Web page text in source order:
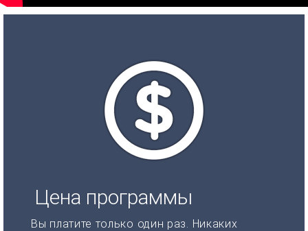
Цена программы
Вы платите только один раз. Никаких